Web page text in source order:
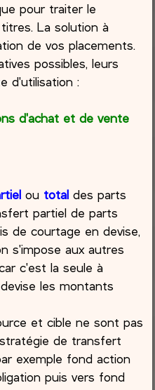
pour traiter le
La solution à
de vos placements.
possibles, leurs
d'utilisation :
d'achat et de vente
ou total des parts
partiel de parts
de courtage en devise,
s'impose aux autres
c'est la seule à
les montants
et cible ne sont pas
de transfert
exemple fond action
puis vers fond